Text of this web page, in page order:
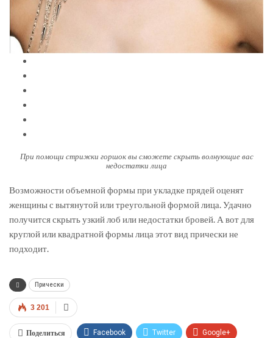
При помощи стрижки горшок вы сможете скрыть волнующие вас
недостатки лица
Возможности объемной формы при укладке прядей оценят
женщины с вытянутой или треугольной формой лица. Удачно
получится скрыть узкий лоб или недостатки бровей. А вот для
круглой или квадратной формы лица этот вид прически не
подходит.
Прически
3 201
Поделиться Facebook Twitter Google+